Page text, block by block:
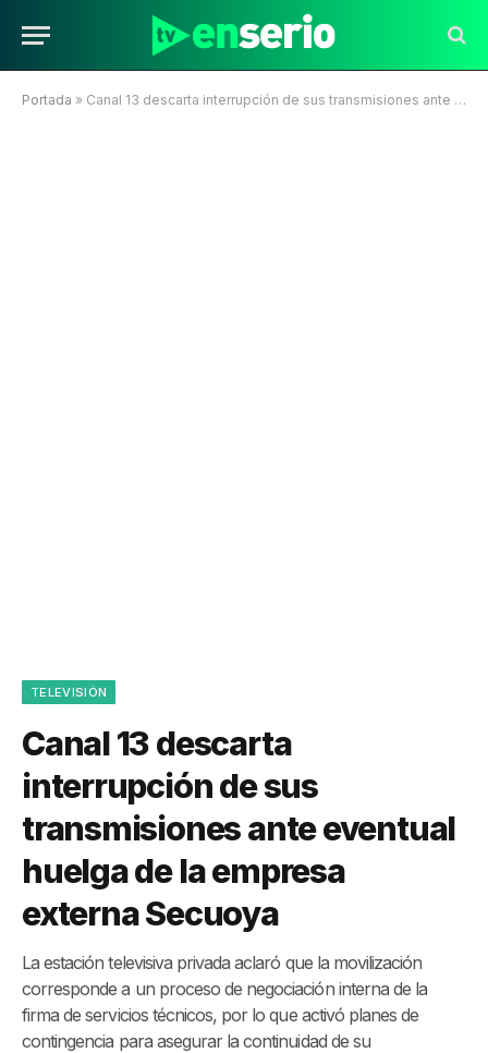
Portada » Canal 13 descarta interrupción de sus transmisiones ante eventual huelga de la empresa externa Secuoya
TELEVISIÓN
Canal 13 descarta
interrupción de sus
transmisiones ante eventual
huelga de la empresa
externa Secuoya
La estación televisiva privada aclaró que la movilización
corresponde a un proceso de negociación interna de la
firma de servicios técnicos, por lo que activó planes de
contingencia para asegurar la continuidad de su